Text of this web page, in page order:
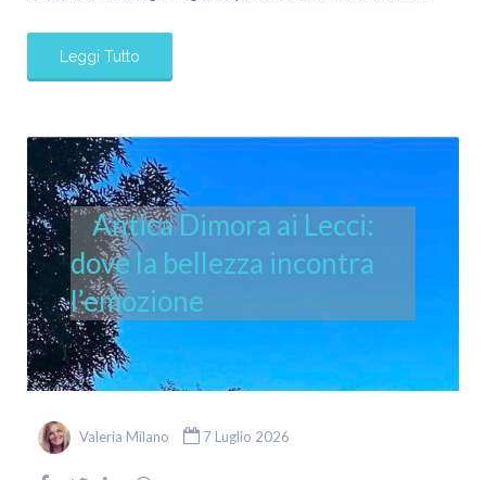
Leggi Tutto
Antica Dimora ai Lecci:
dove la bellezza incontra
l’emozione
Valeria Milano 7 Luglio 2026